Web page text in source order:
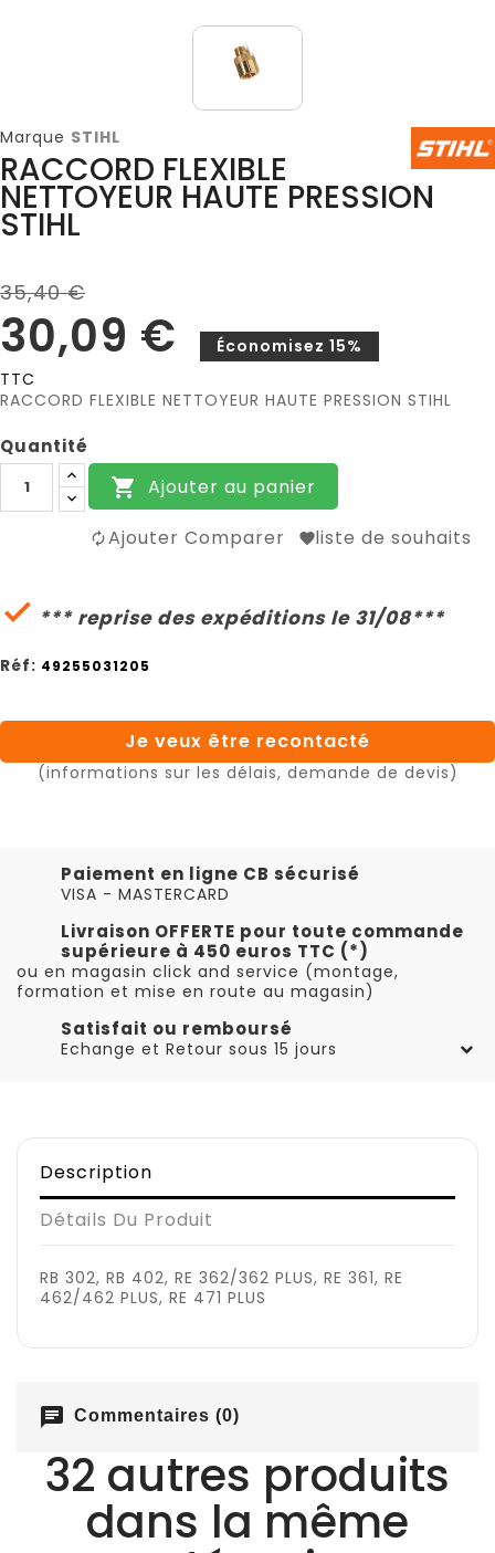
Marque STIHL
RACCORD FLEXIBLE
NETTOYEUR HAUTE PRESSION
STIHL
35,40 €
30,09 €
Économisez 15%
TTC
RACCORD FLEXIBLE NETTOYEUR HAUTE PRESSION STIHL
Quantité
 Ajouter au panier
Ajouter Comparer liste de souhaits
 *** reprise des expéditions le 31/08***
Réf: 49255031205
Je veux être recontacté
(informations sur les délais, demande de devis)
Paiement en ligne CB sécurisé
VISA - MASTERCARD
Livraison OFFERTE pour toute commande
supérieure à 450 euros TTC (*)
ou en magasin click and service (montage,
formation et mise en route au magasin)
Satisfait ou remboursé
Echange et Retour sous 15 jours
Description
Détails Du Produit
RB 302, RB 402, RE 362/362 PLUS, RE 361, RE
462/462 PLUS, RE 471 PLUS
chat Commentaires (0)
32 autres produits
dans la même